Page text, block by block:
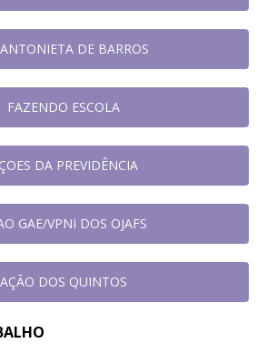
DE BARROS
FAZENDO ESCOLA
DA PREVIDÊNCIA
GAE/VPNI DOS OJAFS
AÇÃO DOS QUINTOS